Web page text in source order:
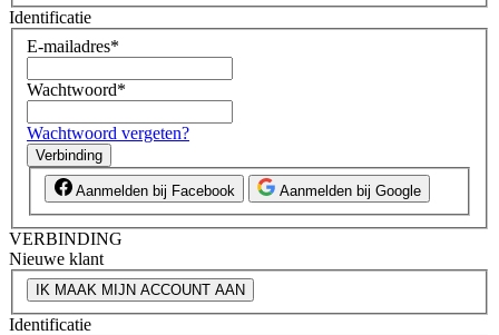
Identificatie
E-mailadres*
Wachtwoord*
Wachtwoord vergeten?
Verbinding
Aanmelden bij Facebook Aanmelden bij Google
VERBINDING
Nieuwe klant
IK MAAK MIJN ACCOUNT AAN
Identificatie